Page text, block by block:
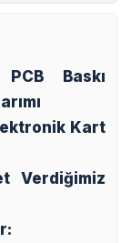
Baskı
Kart
Verdiğimiz